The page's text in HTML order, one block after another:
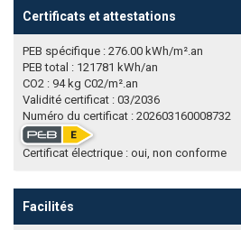
Certificats et attestations
PEB spécifique : 276.00 kWh/m².an
PEB total : 121781 kWh/an
CO2 : 94 kg C02/m².an
Validité certificat : 03/2036
Numéro du certificat : 202603160008732
Certificat électrique : oui, non conforme
Facilités